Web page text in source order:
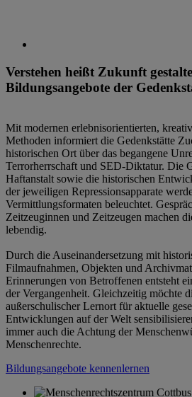
Verstehen heißt Zukunft
Bildungsangebote der
Mit modernen erlebnisorientierten,
Methoden informiert die Gedenkstätte
historischen Ort über das begangene
Terrorherrschaft und SED-Diktatur. Die
Haftanstalt sowie die historischen
der jeweiligen Repressionsapparate
Vermittlungsformaten beleuchtet.
Zeitzeuginnen und Zeitzeugen machen
lebendig.
Durch die Auseinandersetzung mit
Filmaufnahmen, Objekten und
Erinnerungen von Betroffenen entsteht
der Vergangenheit. Gleichzeitig möchte
außerschulischer Lernort für aktuelle
Entwicklungen auf der Welt
immer auch die Achtung der
Menschenrechte.
Bildungsangebote kennenlernen